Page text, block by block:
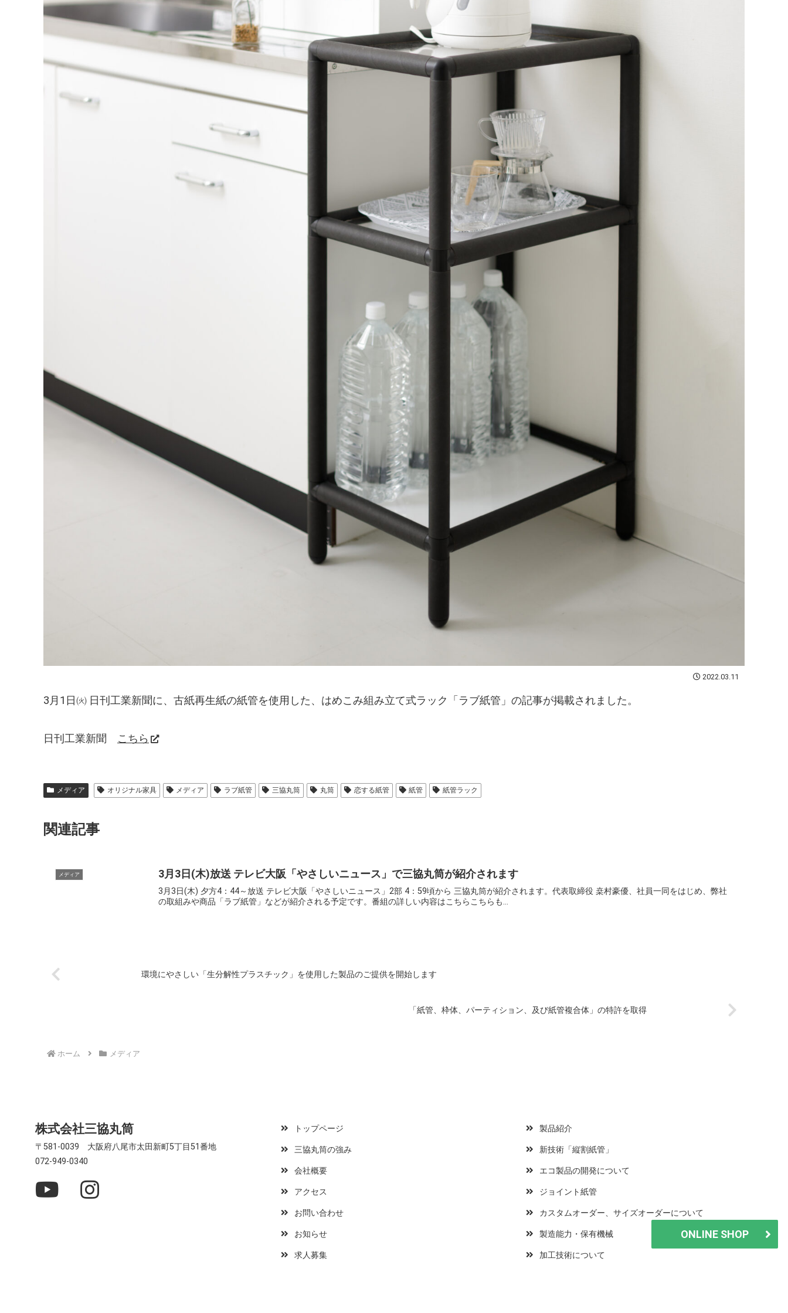
2022.03.11
3月1日㈫ 日刊工業新聞に、古紙再生紙の紙管を使用した、はめこみ組み立て式ラック「ラブ紙管」の記事が掲載されました。
日刊工業新聞 こちら
メディア オリジナル家具 メディア ラブ紙管 三協丸筒 丸筒 恋する紙管 紙管 紙管ラック
関連記事
メディア 3月3日(木)放送 テレビ大阪「やさしいニュース」で三協丸筒が紹介されます
3月3日(木) 夕方4：44～放送 テレビ大阪「やさしいニュース」2部 4：59頃から 三協丸筒が紹介されます。代表取締役 桒村豪優、社員一同をはじめ、弊社
の取組みや商品「ラブ紙管」などが紹介される予定です。番組の詳しい内容はこちらこちらも...
環境にやさしい「生分解性プラスチック」を使用した製品のご提供を開始します
「紙管、枠体、パーティション、及び紙管複合体」の特許を取得
ホーム メディア
株式会社三協丸筒
〒581-0039 大阪府八尾市太田新町5丁目51番地
072-949-0340
トップページ
三協丸筒の強み
会社概要
アクセス
お問い合わせ
お知らせ
求人募集
製品紹介
新技術「縦割紙管」
エコ製品の開発について
ジョイント紙管
カスタムオーダー、サイズオーダーについて
製造能力・保有機械
加工技術について
ONLINE SHOP